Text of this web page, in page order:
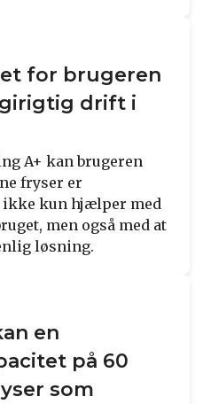
for brugeren
drift i
A+ kan brugeren
fryser er
kun hjælper med
men også med at
løsning.
en
på 60
som